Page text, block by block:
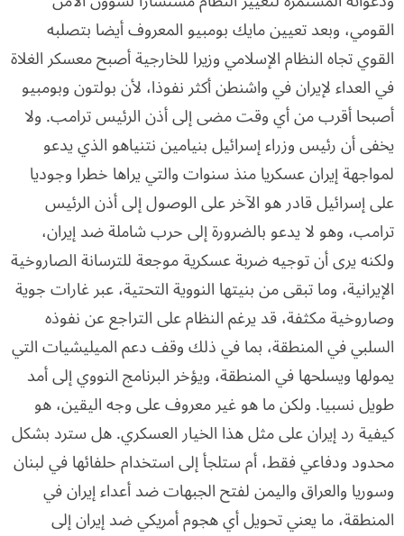
القومي، وبعد تعيين مايك بومبيو المعروف أيضا بتصلبه
القوي تجاه النظام الإسلامي وزيرا للخارجية أصبح معسكر الغلاة
في العداء لإيران في واشنطن أكثر نفوذا، لأن بولتون وبومبيو
أصبحا أقرب من أي وقت مضى إلى أذن الرئيس ترامب. ولا
يخفى أن رئيس وزراء إسرائيل بنيامين نتنياهو الذي يدعو
لمواجهة إيران عسكريا منذ سنوات والتي يراها خطرا وجوديا
على إسرائيل قادر هو الآخر على الوصول إلى أذن الرئيس
ترامب، وهو لا يدعو بالضرورة إلى حرب شاملة ضد إيران،
ولكنه يرى أن توجيه ضربة عسكرية موجعة للترسانة الصاروخية
الإيرانية، وما تبقى من بنيتها النووية التحتية، عبر غارات جوية
وصاروخية مكثفة، قد يرغم النظام على التراجع عن نفوذه
السلبي في المنطقة، بما في ذلك وقف دعم الميليشيات التي
يمولها ويسلحها في المنطقة، ويؤخر البرنامج النووي إلى أمد
طويل نسبيا. ولكن ما هو غير معروف على وجه اليقين، هو
كيفية رد إيران على مثل هذا الخيار العسكري. هل سترد بشكل
محدود ودفاعي فقط، أم ستلجأ إلى استخدام حلفائها في لبنان
وسوريا والعراق واليمن لفتح الجبهات ضد أعداء إيران في
المنطقة، ما يعني تحويل أي هجوم أمريكي ضد إيران إلى